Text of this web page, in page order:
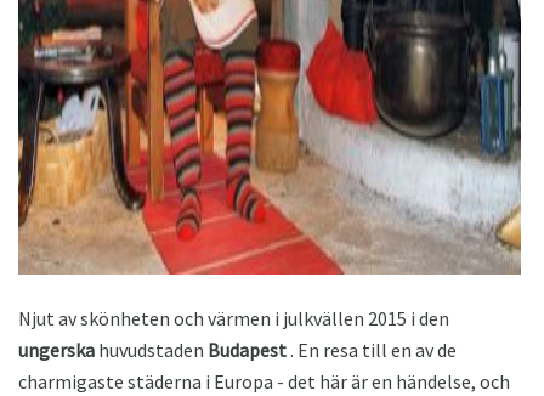
ad
Njut av skönheten och värmen i julkvällen 2015 i den
ungerska huvudstaden Budapest. En resa till en av de
charmigaste städerna i Europa - det här är en händelse, och